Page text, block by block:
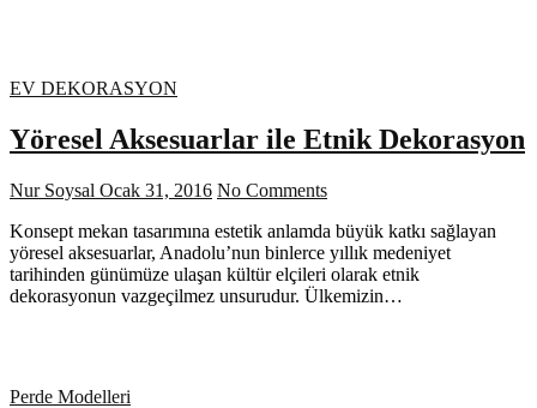
EV DEKORASYON
Yöresel Aksesuarlar ile Etnik Dekorasyon
Nur Soysal Ocak 31, 2016 No Comments
Konsept mekan tasarımına estetik anlamda büyük katkı sağlayan
yöresel aksesuarlar, Anadolu’nun binlerce yıllık medeniyet
tarihinden günümüze ulaşan kültür elçileri olarak etnik
dekorasyonun vazgeçilmez unsurudur. Ülkemizin…
Perde Modelleri